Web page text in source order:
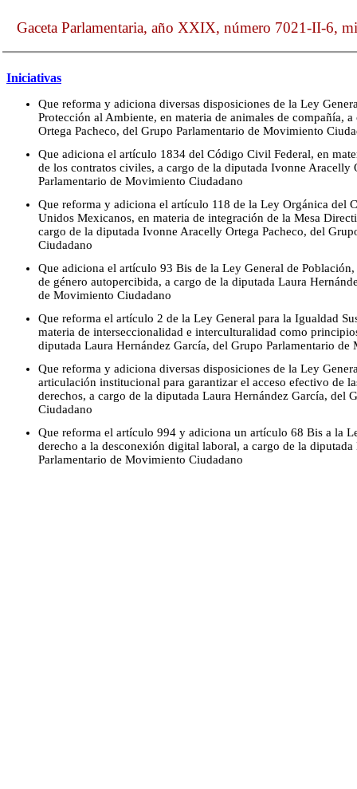
Gaceta Parlamentaria, año XXIX, número 7021-II-6,
Iniciativas
Que reforma y adiciona diversas disposiciones de la Ley
Protección al Ambiente, en materia de animales de compañía,
Ortega Pacheco, del Grupo Parlamentario de Movimiento
Que adiciona el artículo 1834 del Código Civil Federal, en
de los contratos civiles, a cargo de la diputada Ivonne Aracelly
Parlamentario de Movimiento Ciudadano
Que reforma y adiciona el artículo 118 de la Ley Orgánica del
Unidos Mexicanos, en materia de integración de la Mesa
cargo de la diputada Ivonne Aracelly Ortega Pacheco, del
Ciudadano
Que adiciona el artículo 93 Bis de la Ley General de
de género autopercibida, a cargo de la diputada Laura
de Movimiento Ciudadano
Que reforma el artículo 2 de la Ley General para la Igualdad
materia de interseccionalidad e interculturalidad como
diputada Laura Hernández García, del Grupo Parlamentario
Que reforma y adiciona diversas disposiciones de la Ley
articulación institucional para garantizar el acceso efectivo de
derechos, a cargo de la diputada Laura Hernández García, del
Ciudadano
Que reforma el artículo 994 y adiciona un artículo 68 Bis a la
derecho a la desconexión digital laboral, a cargo de la
Parlamentario de Movimiento Ciudadano